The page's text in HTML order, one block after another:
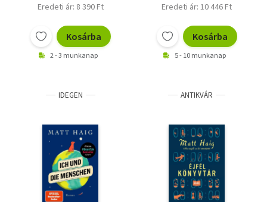
Eredeti ár: 8 390 Ft
Kosárba
2 - 3 munkanap
Eredeti ár: 10 446 Ft
Kosárba
5 - 10 munkanap
IDEGEN ANTIKVÁR